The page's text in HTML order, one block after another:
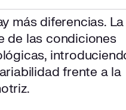
más diferencias.
de las condiciones
frente a la